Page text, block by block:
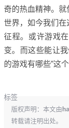
奇的热血精神。就
世界，如今我们
征程。或许游戏
变。而这些能让
的游戏有哪些”这
标签
版权声明：本文由
转载请注明出处。